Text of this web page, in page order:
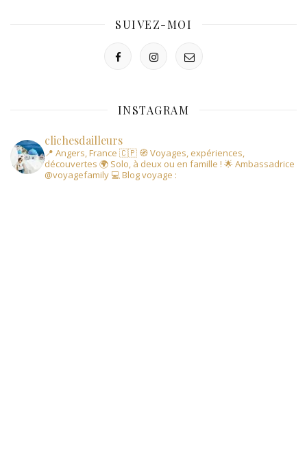
SUIVEZ-MOI
INSTAGRAM
clichesdailleurs
📍 Angers, France 🇨🇵 🧭 Voyages, expériences,
découvertes 🌍 Solo, à deux ou en famille ! 🌟 Ambassadrice
@voyagefamily 💻 Blog voyage :